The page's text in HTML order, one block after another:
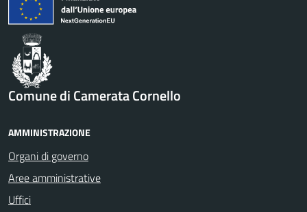
Comune di Camerata Cornello
AMMINISTRAZIONE
Organi di governo
Aree amministrative
Uffici